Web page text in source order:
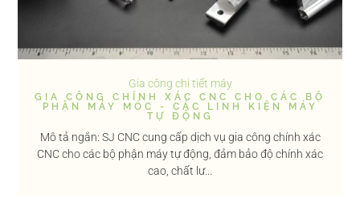
Gia công chi tiết máy
GIA CÔNG CHÍNH XÁC CNC CHO CÁC BỘ
PHẬN MÁY MÓC - CÁC LINH KIỆN MÁY
TỰ ĐỘNG
Mô tả ngắn: SJ CNC cung cấp dịch vụ gia công chính xác
CNC cho các bộ phận máy tự động, đảm bảo độ chính xác
cao, chất lư...